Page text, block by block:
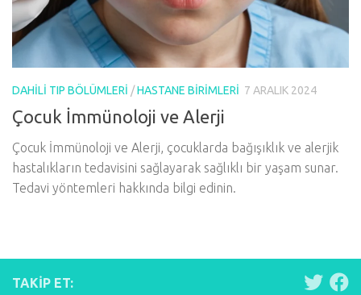
DAHILI TIP BÖLÜMLERI /HASTANE BIRIMLERI 7 ARALIK 2024
Çocuk İmmünoloji ve Alerji
Çocuk İmmünoloji ve Alerji, çocuklarda bağışıklık ve alerjik
hastalıkların tedavisini sağlayarak sağlıklı bir yaşam sunar.
Tedavi yöntemleri hakkında bilgi edinin.
TAKIP ET: